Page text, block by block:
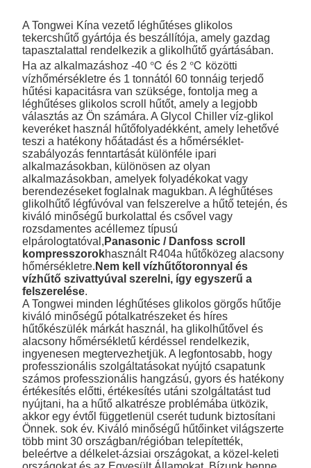
A Tongwei Kína vezető léghűtéses glikolos
tekercshűtő gyártója és beszállítója, amely gazdag
tapasztalattal rendelkezik a glikolhűtő gyártásában.
Ha az alkalmazáshoz -40 ℃ és 2 ℃ közötti
vízhőmérsékletre és 1 tonnától 60 tonnáig terjedő
hűtési kapacitásra van szüksége, fontolja meg a
léghűtéses glikolos scroll hűtőt, amely a legjobb
választás az Ön számára. A Glycol Chiller víz-glikol
keveréket használ hűtőfolyadékként, amely lehetővé
teszi a hatékony hőátadást és a hőmérséklet-
szabályozás fenntartását különféle ipari
alkalmazásokban, különösen az olyan
alkalmazásokban, amelyek folyadékokat vagy
berendezéseket foglalnak magukban. A léghűtéses
glikolhűtő légfúvóval van felszerelve a hűtő tetején, és
kiváló minőségű burkolattal és csővel vagy
rozsdamentes acéllemez típusú
elpárologtatóval, Panasonic / Danfoss scroll
kompresszorokhasznált R404a hűtőközeg alacsony
hőmérsékletre. Nem kell vízhűtőtoronnyal és
vízhűtő szivattyúval szerelni, így egyszerű a
felszerelése.
A Tongwei minden léghűtéses glikolos görgős hűtője
kiváló minőségű pótalkatrészeket és híres
hűtőkészülék márkát használ, ha glikolhűtővel és
alacsony hőmérsékletű kérdéssel rendelkezik,
ingyenesen megtervezhetjük. A legfontosabb, hogy
professzionális szolgáltatásokat nyújtó csapatunk
számos professzionális hangzású, gyors és hatékony
értékesítés előtti, értékesítés utáni szolgáltatást tud
nyújtani, ha a hűtő alkatrésze problémába ütközik,
akkor egy évtől függetlenül cserét tudunk biztosítani
Önnek. sok év. Kiváló minőségű hűtőinket világszerte
több mint 30 országban/régióban telepítették,
beleértve a délkelet-ázsiai országokat, a közel-keleti